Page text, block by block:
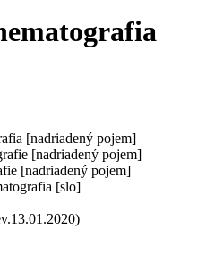
[nadriadený pojem]
[nadriadený pojem]
[nadriadený pojem]
[slo]